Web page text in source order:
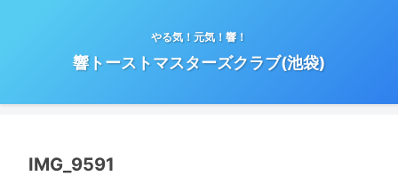
やる気！元気！響！
響トーストマスターズクラブ(池袋)
IMG_9591